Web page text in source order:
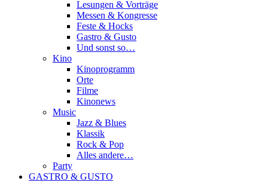
Lesungen & Vorträge
Messen & Kongresse
Feste & Hocks
Gastro & Gusto
Und sonst so…
Kino
Kinoprogramm
Orte
Filme
Kinonews
Music
Jazz & Blues
Klassik
Rock & Pop
Alles andere…
Party
GASTRO & GUSTO